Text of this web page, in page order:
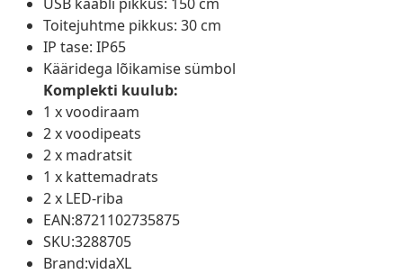
Toitejuhtme pikkus: 30 cm
IP tase: IP65
Kääridega lõikamise sümbol
Komplekti kuulub:
1 x voodiraam
2 x voodipeats
2 x madratsit
1 x kattemadrats
2 x LED-riba
EAN:8721102735875
SKU:3288705
Brand:vidaXL